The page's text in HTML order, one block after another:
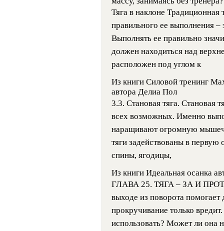
Тяга в наклоне Традиционная
правильного ее выполнения –
Выполнять ее правильно
должен находиться над
расположен под углом к
Из книги Силовой тренинг
автора Делиа Пол
3.3. Становая тяга. Становая
всех возможных. Именно
наращивают огромную
тяги задействованы в
спины, ягодицы,
Из книги Идеальная осанка
ГЛАВА 25. ТЯГА – ЗА И
выходе из поворота
прокручивание только
использовать? Может ли